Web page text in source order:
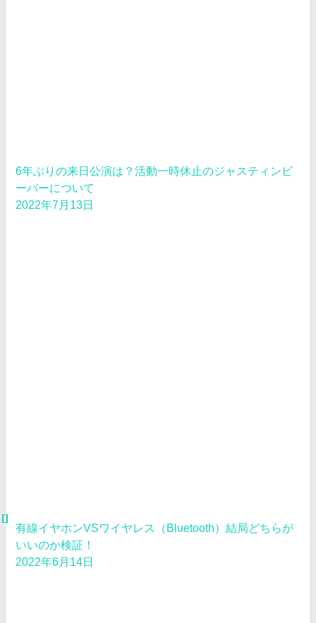
6年ぶりの来日公演は？活動一時休止のジャスティンビ
ーバーについて
2022年7月13日
有線イヤホンVSワイヤレス（Bluetooth）結局どちらが
いいのか検証！
2022年6月14日